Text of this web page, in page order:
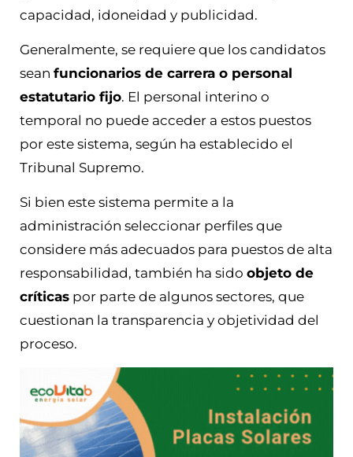
capacidad, idoneidad y publicidad.
Generalmente, se requiere que los candidatos
sean funcionarios de carrera o personal
estatutario fijo. El personal interino o
temporal no puede acceder a estos puestos
por este sistema, según ha establecido el
Tribunal Supremo.
Si bien este sistema permite a la
administración seleccionar perfiles que
considere más adecuados para puestos de alta
responsabilidad, también ha sido objeto de
críticas por parte de algunos sectores, que
cuestionan la transparencia y objetividad del
proceso.